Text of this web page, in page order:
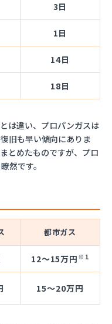
3日
1日
14日
18日
は違い、プロパンガスは
旧も早い傾向にありま
とめたものですが、プロ
然です。
都市ガス
12～15万円 ※1
15～20万円